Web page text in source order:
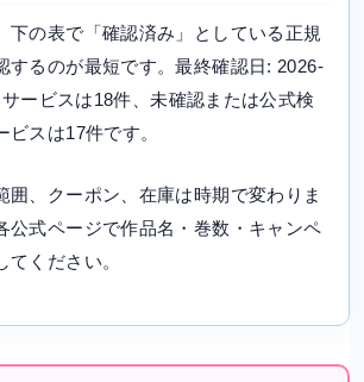
下の表で「確認済み」としている正規
するのが最短です。最終確認日: 2026-
ービスは18件、未確認または公式検
スは17件です。
囲、クーポン、在庫は時期で変わりま
公式ページで作品名・巻数・キャンペ
ください。